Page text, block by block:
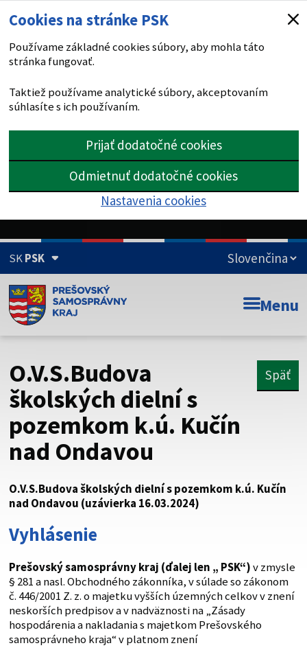
Cookies na stránke PSK
Používame základné cookies súbory, aby mohla táto
stránka fungovať.
Taktiež používame analytické súbory, akceptovaním
súhlasíte s ich používaním.
Prijať dodatočné cookies
Odmietnuť dodatočné cookies
Nastavenia cookies
SKPSK
Doména psk.sk je oficiálna
Toto je oficiálna webová stránka Prešovského
Táto stránka je zabezpečená
Buďte pozorní a vždy sa uistite, že zdieľate informácie iba
cez zabezpečenú webovú stránku. Zabezpečená stránka
vždy začína https:// pred názvom domény webového sídla.
Menu
O.V.S.Budova
školských dielní s
pozemkom k.ú. Kučín
nad Ondavou
Späť
O.V.S.Budova školských dielní s pozemkom k.ú. Kučín
nad Ondavou (uzávierka 16.03.2024)
Vyhlásenie
Prešovský samosprávny kraj (ďalej len „ PSK“)v zmysle
§ 281 a nasl. Obchodného zákonníka, v súlade so zákonom
č. 446/2001 Z. z. o majetku vyšších územných celkov v znení
neskorších predpisov a v nadväznosti na „Zásady
hospodárenia a nakladania s majetkom Prešovského
samosprávneho kraja“ v platnom znení